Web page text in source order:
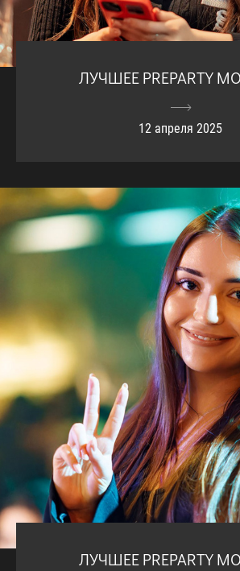
ЛУЧШЕЕ PREPARTY
12 апреля 2025
ЛУЧШЕЕ PREPARTY